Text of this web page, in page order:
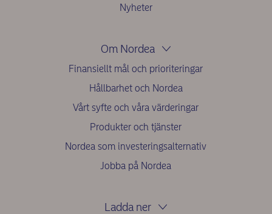
Nyheter
Om Nordea
Finansiellt mål och prioriteringar
Hållbarhet och Nordea
Vårt syfte och våra värderingar
Produkter och tjänster
Nordea som investeringsalternativ
Jobba på Nordea
Ladda ner